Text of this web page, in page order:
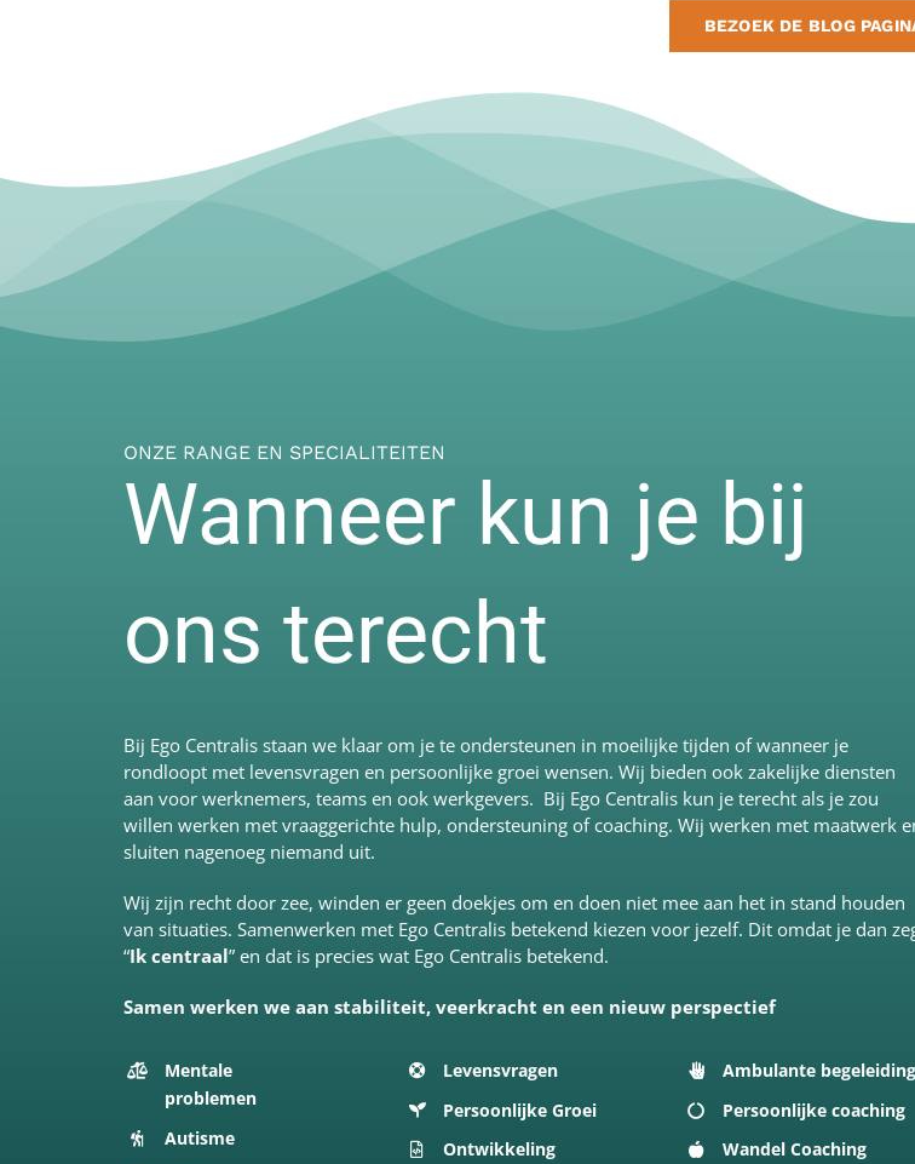
BEZOEK DE BLOG
ONZE RANGE EN SPECIALITEITEN
Wanneer kun je bij
ons terecht
Bij Ego Centralis staan we klaar om je te ondersteunen in moeilijke tijden of wanneer je
rondloopt met levensvragen en persoonlijke groei wensen. Wij bieden ook zakelijke diensten
aan voor werknemers, teams en ook werkgevers. Bij Ego Centralis kun je terecht als je zou
willen werken met vraaggerichte hulp, ondersteuning of coaching. Wij werken met maatwerk
sluiten nagenoeg niemand uit.
Wij zijn recht door zee, winden er geen doekjes om en doen niet mee aan het in stand houden
van situaties. Samenwerken met Ego Centralis betekend kiezen voor jezelf. Dit omdat je dan
“Ik centraal” en dat is precies wat Ego Centralis betekend.
Samen werken we aan stabiliteit, veerkracht en een nieuw perspectief
Mentale
problemen
Autisme
Levensvragen
Persoonlijke Groei
Ontwikkeling
Ambulante begeleiding
Persoonlijke coaching
Wandel Coaching